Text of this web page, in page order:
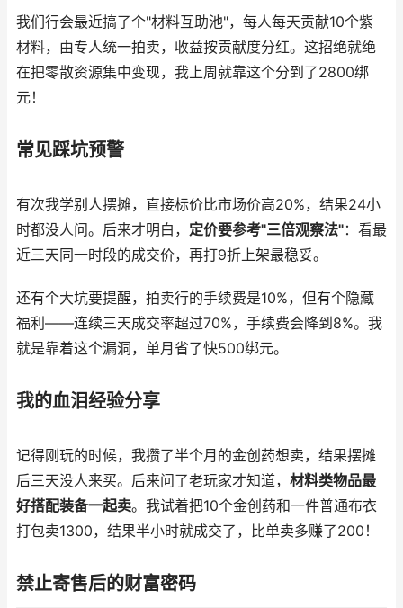
我们行会最近搞了个"材料互助池"，每人每天贡献10个紫
材料，由专人统一拍卖，收益按贡献度分红。这招绝就绝
在把零散资源集中变现，我上周就靠这个分到了2800绑
元！
常见踩坑预警
有次我学别人摆摊，直接标价比市场价高20%，结果24小
时都没人问。后来才明白， 定价要参考"三倍观察法"：看最
近三天同一时段的成交价，再打9折上架最稳妥。
还有个大坑要提醒，拍卖行的手续费是10%，但有个隐藏
福利——连续三天成交率超过70%，手续费会降到8%。我
就是靠着这个漏洞，单月省了快500绑元。
我的血泪经验分享
记得刚玩的时候，我攒了半个月的金创药想卖，结果摆摊
后三天没人来买。后来问了老玩家才知道， 材料类物品最
好搭配装备一起卖。我试着把10个金创药和一件普通布衣
打包卖1300，结果半小时就成交了，比单卖多赚了200！
禁止寄售后的财富密码